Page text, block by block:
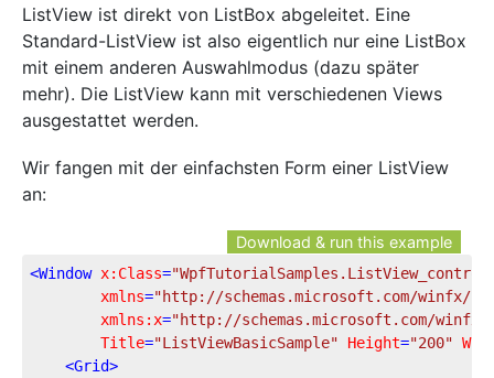
ListView ist direkt von ListBox abgeleitet. Eine
Standard-ListView ist also eigentlich nur eine ListBox
mit einem anderen Auswahlmodus (dazu später
mehr). Die ListView kann mit verschiedenen Views
ausgestattet werden.
Wir fangen mit der einfachsten Form einer ListView
an:
Download & run this example
<Window x:Class=
xmlns="http://schemas.microsoft.com/winfx/
xmlns:x="http://schemas.microsoft.com/winfx/
Title="ListViewBasicSample" Height="200"
<Grid>